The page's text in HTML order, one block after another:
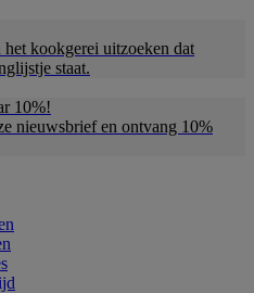
kookgerei uitzoeken dat
staat.
10%!
nieuwsbrief en ontvang 10%